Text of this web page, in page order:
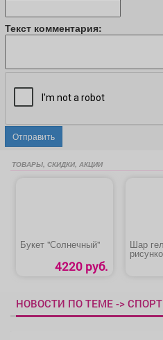
Текст комментария:
Отправить
ТОВАРЫ, СКИДКИ, АКЦИИ
Букет "Солнечный"
4220 руб.
Шар
НОВОСТИ ПО ТЕМЕ ->